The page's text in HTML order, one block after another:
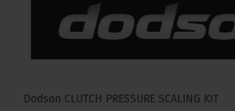
Dodson CLUTCH PRESSURE SCALING KIT